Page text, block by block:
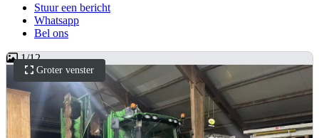
Stuur een bericht
Whatsapp
Bel ons
Groter venster
1/12